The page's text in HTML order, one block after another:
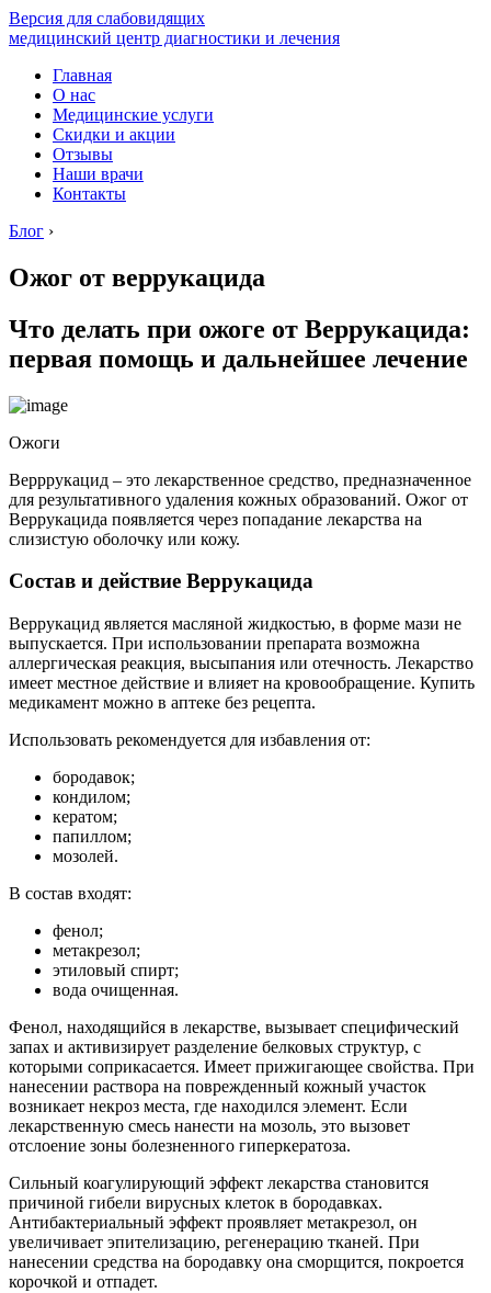
Версия для слабовидящих
медицинский центр диагностики и лечения
Главная
О нас
Медицинские услуги
Скидки и акции
Отзывы
Наши врачи
Контакты
Блог ›
Ожог от веррукацида
Что делать при ожоге от Веррукацида:
первая помощь и дальнейшее лечение
Ожоги
Верррукацид – это лекарственное средство, предназначенное
для результативного удаления кожных образований. Ожог от
Веррукацида появляется через попадание лекарства на
слизистую оболочку или кожу.
Состав и действие Веррукацида
Веррукацид является масляной жидкостью, в форме мази не
выпускается. При использовании препарата возможна
аллергическая реакция, высыпания или отечность. Лекарство
имеет местное действие и влияет на кровообращение. Купить
медикамент можно в аптеке без рецепта.
Использовать рекомендуется для избавления от:
бородавок;
кондилом;
кератом;
папиллом;
мозолей.
В состав входят:
фенол;
метакрезол;
этиловый спирт;
вода очищенная.
Фенол, находящийся в лекарстве, вызывает специфический
запах и активизирует разделение белковых структур, с
которыми соприкасается. Имеет прижигающее свойства. При
нанесении раствора на поврежденный кожный участок
возникает некроз места, где находился элемент. Если
лекарственную смесь нанести на мозоль, это вызовет
отслоение зоны болезненного гиперкератоза.
Сильный коагулирующий эффект лекарства становится
причиной гибели вирусных клеток в бородавках.
Антибактериальный эффект проявляет метакрезол, он
увеличивает эпителизацию, регенерацию тканей. При
нанесении средства на бородавку она сморщится, покроется
корочкой и отпадет.